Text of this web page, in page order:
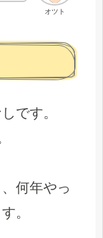
オツト
です。
何年やっ
。